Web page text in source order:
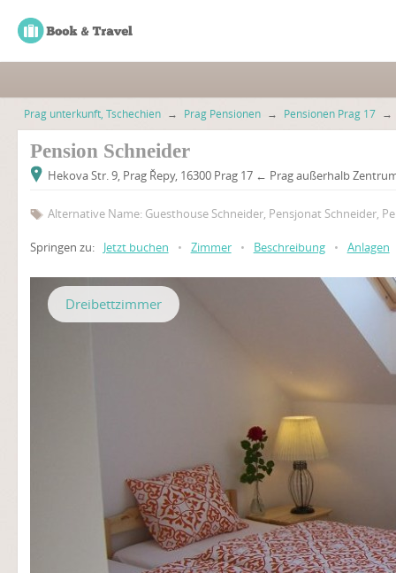
Prag unterkunft, Tschechien → Prag Pensionen → Pensionen Prag 17 →
Pension Schneider
Hekova Str. 9, Prag Řepy, 16300 Prag 17 ← Prag außerhalb
Alternative Name: Guesthouse Schneider, Pensjonat Schneider,
Springen zu: Jetzt buchen • Zimmer • Beschreibung • Anlagen
Dreibettzimmer